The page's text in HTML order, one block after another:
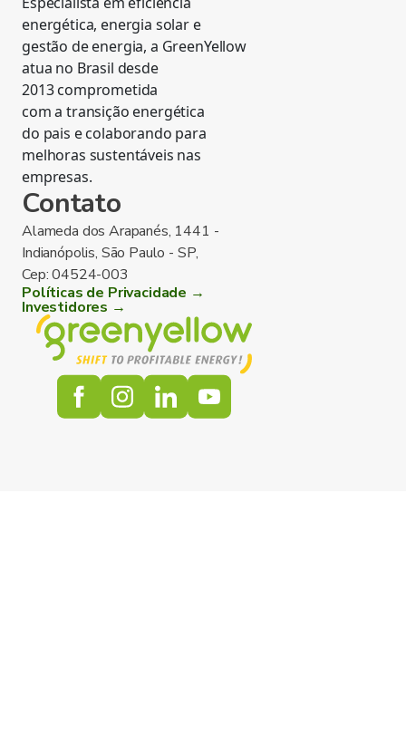
energética, energia solar e
gestão de energia, a GreenYellow
atua no Brasil desde
2013 comprometida
com a transição energética
do pais e colaborando para
melhoras sustentáveis nas
empresas.
Contato
Alameda dos Arapanés, 1441 -
Indianópolis, São Paulo - SP,
Cep: 04524-003
Políticas de Privacidade →
Investidores →